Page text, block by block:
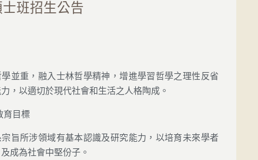
班招生公告
學並重，融入士林哲學精神，增進學習哲學之理性反省
，以適切於現代社會和生活之人格陶成。
育目標
宗旨所涉領域有基本認識及研究能力，以培育未來學者
成為社會中堅份子。